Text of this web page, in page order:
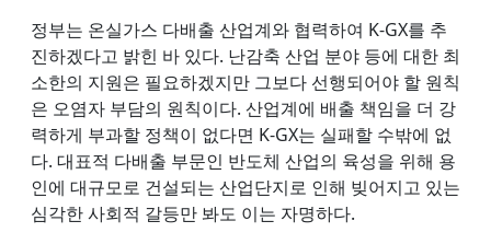
정부는 온실가스 다배출 산업계와 협력하여 K-GX를 추
진하겠다고 밝힌 바 있다. 난감축 산업 분야 등에 대한 최
소한의 지원은 필요하겠지만 그보다 선행되어야 할 원칙
은 오염자 부담의 원칙이다. 산업계에 배출 책임을 더 강
력하게 부과할 정책이 없다면 K-GX는 실패할 수밖에 없
다. 대표적 다배출 부문인 반도체 산업의 육성을 위해 용
인에 대규모로 건설되는 산업단지로 인해 빚어지고 있는
심각한 사회적 갈등만 봐도 이는 자명하다.